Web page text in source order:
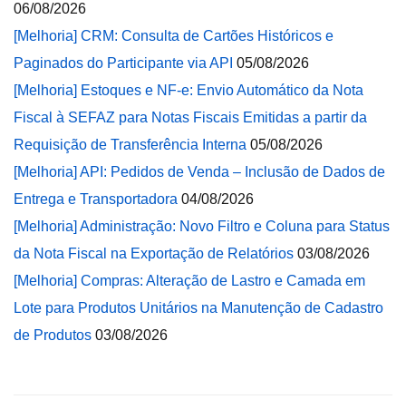
06/08/2026
[Melhoria] CRM: Consulta de Cartões Históricos e
Paginados do Participante via API 05/08/2026
[Melhoria] Estoques e NF-e: Envio Automático da Nota
Fiscal à SEFAZ para Notas Fiscais Emitidas a partir da
Requisição de Transferência Interna 05/08/2026
[Melhoria] API: Pedidos de Venda – Inclusão de Dados de
Entrega e Transportadora 04/08/2026
[Melhoria] Administração: Novo Filtro e Coluna para Status
da Nota Fiscal na Exportação de Relatórios 03/08/2026
[Melhoria] Compras: Alteração de Lastro e Camada em
Lote para Produtos Unitários na Manutenção de Cadastro
de Produtos 03/08/2026